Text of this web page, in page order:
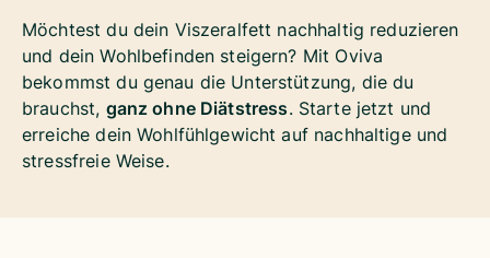
Möchtest du dein Viszeralfett nachhaltig reduzieren
und dein Wohlbefinden steigern? Mit Oviva
bekommst du genau die Unterstützung, die du
brauchst, ganz ohne Diätstress. Starte jetzt und
erreiche dein Wohlfühlgewicht auf nachhaltige und
stressfreie Weise.